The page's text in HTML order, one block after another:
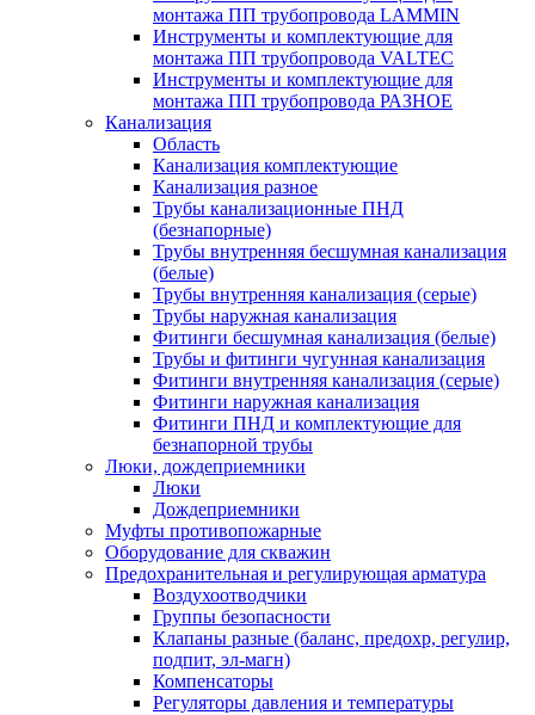
монтажа ПП трубопровода LAMMIN
Инструменты и комплектующие для
монтажа ПП трубопровода VALTEC
Инструменты и комплектующие для
монтажа ПП трубопровода РАЗНОЕ
Канализация
Область
Канализация комплектующие
Канализация разное
Трубы канализационные ПНД
(безнапорные)
Трубы внутренняя бесшумная канализация
(белые)
Трубы внутренняя канализация (серые)
Трубы наружная канализация
Фитинги бесшумная канализация (белые)
Трубы и фитинги чугунная канализация
Фитинги внутренняя канализация (серые)
Фитинги наружная канализация
Фитинги ПНД и комплектующие для
безнапорной трубы
Люки, дождеприемники
Люки
Дождеприемники
Муфты противопожарные
Оборудование для скважин
Предохранительная и регулирующая арматура
Воздухоотводчики
Группы безопасности
Клапаны разные (баланс, предохр, регулир,
подпит, эл-магн)
Компенсаторы
Регуляторы давления и температуры